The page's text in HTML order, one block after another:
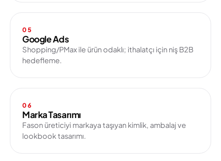
05
Google Ads
Shopping/PMax ile ürün odaklı; ithalatçı için niş B2B
hedefleme.
06
Marka Tasarımı
Fason üreticiyi markaya taşıyan kimlik, ambalaj ve
lookbook tasarımı.